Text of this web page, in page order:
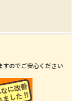
すのでご安心ください